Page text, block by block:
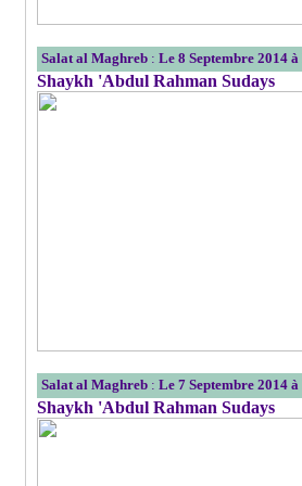
Salat al Maghreb : Le 8 Septembre 2014
Shaykh 'Abdul Rahman Sudays
Salat al Maghreb : Le 7 Septembre 2014
Shaykh 'Abdul Rahman Sudays